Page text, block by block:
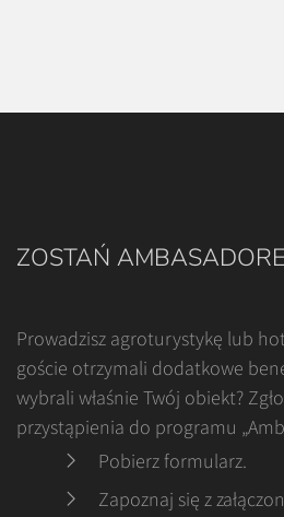
ZOSTAŃ
Prowadzisz agroturystykę lub
goście otrzymali dodatkowe
wybrali właśnie Twój obiekt?
przystąpienia do programu
Pobierz formularz.
Zapoznaj się z